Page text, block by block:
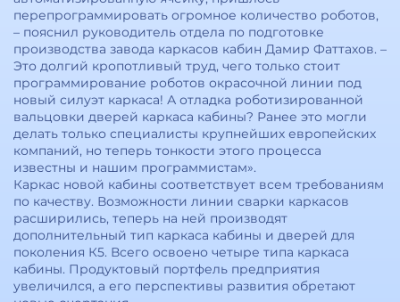
перепрограммировать огромное количество роботов,
– пояснил руководитель отдела по подготовке
производства завода каркасов кабин Дамир Фаттахов. –
Это долгий кропотливый труд, чего только стоит
программирование роботов окрасочной линии под
новый силуэт каркаса! А отладка роботизированной
вальцовки дверей каркаса кабины? Ранее это могли
делать только специалисты крупнейших европейских
компаний, но теперь тонкости этого процесса
известны и нашим программистам».
Каркас новой кабины соответствует всем требованиям
по качеству. Возможности линии сварки каркасов
расширились, теперь на ней производят
дополнительный тип каркаса кабины и дверей для
поколения К5. Всего освоено четыре типа каркаса
кабины. Продуктовый портфель предприятия
увеличился, а его перспективы развития обретают